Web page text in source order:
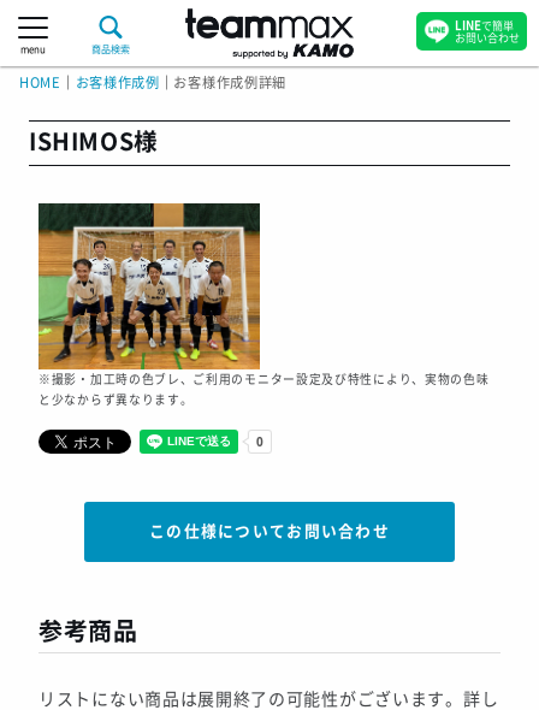
menu 商品検索
HOME お客様作成例 お客様作成例詳細
ISHIMOS様
※撮影・加工時の色ブレ、ご利用のモニター設定及び特性により、実物の色味
と少なからず異なります。
この仕様についてお問い合わせ
参考商品
リストにない商品は展開終了の可能性がございます。詳し
LINEで簡単
お問い合わせ